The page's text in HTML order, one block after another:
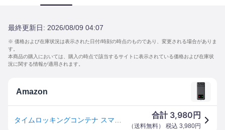
最終更新日: 2026/08/09 04:07
※ 価格および在庫状況は表示された日付/時刻の時点のものであり、変更される場合がありま
す。
本商品の購入においては、購入の時点で該当するサイトに表示されている価格および在庫状
況に関する情報が適用されます。
Amazon
合計 3,980 円
（送料無料） 税込 3,980円